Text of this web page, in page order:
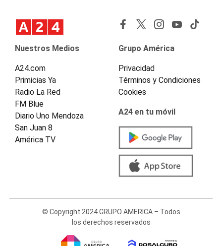
Nuestros Medios
A24.com
Primicias Ya
Radio La Red
FM Blue
Diario Uno Mendoza
San Juan 8
América TV
Grupo América
Privacidad
Términos y Condiciones
Cookies
A24 en tu móvil
© Copyright 2024 GRUPO AMERICA – Todos
los derechos reservados